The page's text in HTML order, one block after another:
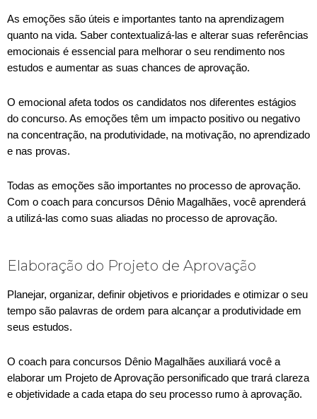
As emoções são úteis e importantes tanto na aprendizagem
quanto na vida. Saber contextualizá-las e alterar suas referências
emocionais é essencial para melhorar o seu rendimento nos
estudos e aumentar as suas chances de aprovação.
O emocional afeta todos os candidatos nos diferentes estágios
do concurso. As emoções têm um impacto positivo ou negativo
na concentração, na produtividade, na motivação, no aprendizado
e nas provas.
Todas as emoções são importantes no processo de aprovação.
Com o coach para concursos Dênio Magalhães, você aprenderá
a utilizá-las como suas aliadas no processo de aprovação.
Elaboração do Projeto de Aprovação
Planejar, organizar, definir objetivos e prioridades e otimizar o seu
tempo são palavras de ordem para alcançar a produtividade em
seus estudos.
O coach para concursos Dênio Magalhães auxiliará você a
elaborar um Projeto de Aprovação personificado que trará clareza
e objetividade a cada etapa do seu processo rumo à aprovação.